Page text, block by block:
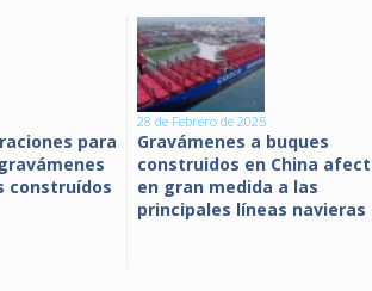
para
construídos
28 de Febrero de 2025
Gravámenes a buques
construidos en China
en gran medida a las
principales líneas navieras